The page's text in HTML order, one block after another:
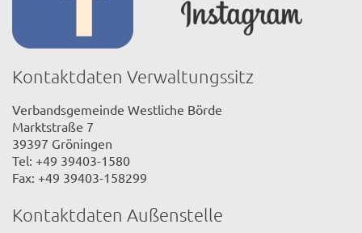
Kontaktdaten Verwaltungssitz
Verbandsgemeinde Westliche Börde
Marktstraße 7
39397 Gröningen
Tel: +49 39403-1580
Fax: +49 39403-158299
Kontaktdaten Außenstelle